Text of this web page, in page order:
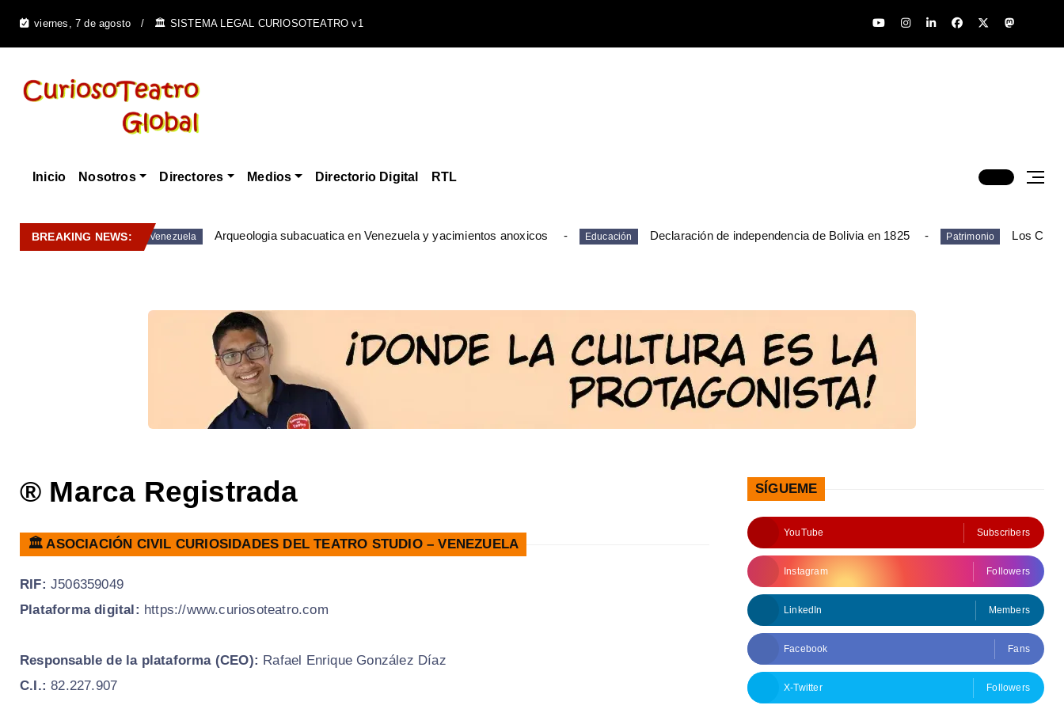
viernes, 7 de agosto 🏛️ SISTEMA LEGAL CURIOSOTEATRO v1
Inicio Nosotros Directores Medios Directorio Digital RTL
BREAKING NEWS: Venezuela Arqueologia subacuatica en Venezuela y yacimientos anoxicos Educación Declaración de independencia de Bolivia en 1825 Patrimonio Los
® Marca Registrada
🏛️ ASOCIACIÓN CIVIL CURIOSIDADES DEL TEATRO STUDIO – VENEZUELA
RIF: J506359049
Plataforma digital: https://www.curiosoteatro.com
Responsable de la plataforma (CEO): Rafael Enrique González Díaz
C.I.: 82.227.907
SÍGUEME
YouTube Subscribers
Instagram Followers
LinkedIn Members
Facebook Fans
X-Twitter Followers